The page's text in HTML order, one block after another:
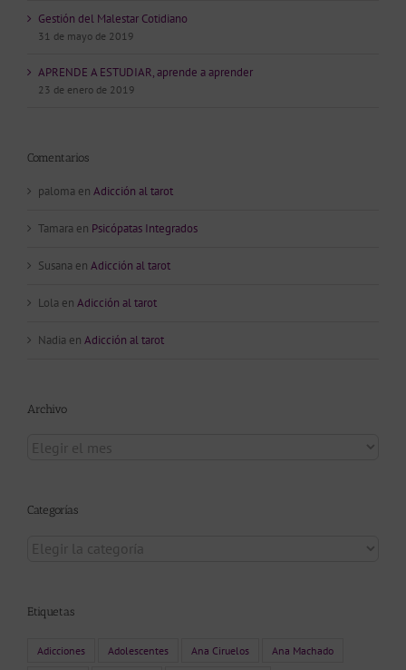
Gestión del Malestar Cotidiano
31 de mayo de 2019
APRENDE A ESTUDIAR, aprende a aprender
23 de enero de 2019
Comentarios
paloma en Adicción al tarot
Tamara en Psicópatas Integrados
Susana en Adicción al tarot
Lola en Adicción al tarot
Nadia en Adicción al tarot
Archivo
Archivo
Categorías
Categorías
Etiquetas
Adicciones Adolescentes Ana Ciruelos Ana Machado